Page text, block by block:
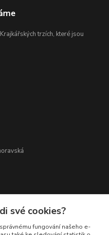
trzích, které jsou
své cookies?
fungování našeho e-